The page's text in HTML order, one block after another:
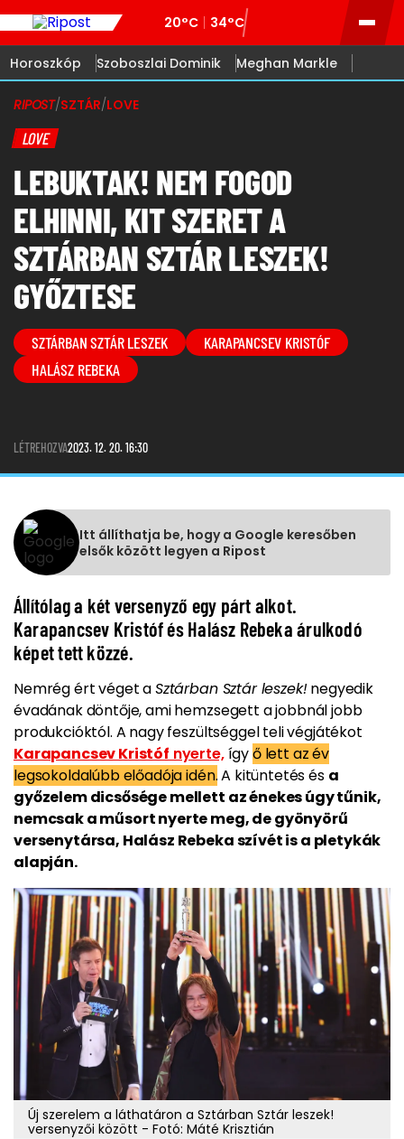
20°C 34°C
Horoszkóp Szoboszlai Dominik Meghan Markle
RIPOST/SZTÁR/LOVE
LOVE
LEBUKTAK! NEM FOGOD
ELHINNI, KIT SZERET A
SZTÁRBAN SZTÁR LESZEK!
GYŐZTESE
SZTÁRBAN SZTÁR LESZEK
KARAPANCSEV KRISTÓF
HALÁSZ REBEKA
LÉTREHOZVA2023. 12. 20. 16:30
Itt állíthatja be, hogy a Google keresőben
elsők között legyen a Ripost
Állítólag a két versenyző egy párt alkot.
Karapancsev Kristóf és Halász Rebeka árulkodó
képet tett közzé.
Nemrég ért véget aSztárban Sztár leszek!negyedik
évadának döntője, ami hemzsegett a jobbnál jobb
produkcióktól. A nagy feszültséggel teli végjátékot
Karapancsev Kristóf nyerte,ígyő lett az év
legsokoldalúbb előadója idén.A kitüntetés és a
győzelem dicsősége mellett az énekes úgy tűnik,
nemcsak a műsort nyerte meg, de gyönyörű
versenytársa, Halász Rebeka szívét is a pletykák
alapján.
Új szerelem a láthatáron a Sztárban Sztár leszek!
versenyzői között - Fotó: Máté Krisztián